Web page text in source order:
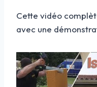
Cette vidéo
avec une